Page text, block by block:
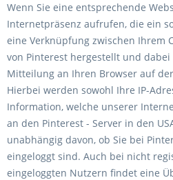
Wenn Sie eine entsprechende
Internetpräsenz aufrufen, die ein
eine Verknüpfung zwischen Ihrem
von Pinterest hergestellt und
Mitteilung an Ihren Browser auf
Hierbei werden sowohl Ihre IP-
Information, welche unserer
an den Pinterest - Server in den
unabhängig davon, ob Sie bei
eingeloggt sind. Auch bei nicht
eingeloggten Nutzern findet eine